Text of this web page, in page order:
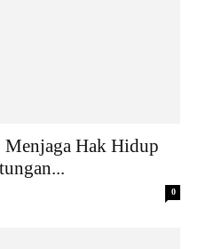
Menjaga Hak Hidup
0